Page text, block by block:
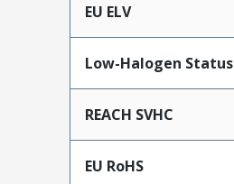
EU ELV
Low-Halogen Status
REACH SVHC
EU RoHS